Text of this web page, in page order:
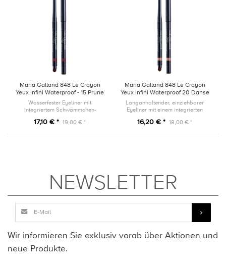
Maria Galland 848 Le Crayon
Yeux Infini Waterproof - 15 Prune
Charmante
Wasserfester Eyeliner mit
integriertem Schwämmchen-
17,10 € * 19,00 € *
Maria Galland 848 Le Crayon
Yeux Infini Waterproof 20 Danse
Irisée
Langanhaltender, einziehbarer
Eyeliner mit einem integrierten
einem Anspitzer.
16,20 € * 18,00 € *
NEWSLETTER
Wir informieren Sie exklusiv vorab über Aktionen und
neue Produkte.